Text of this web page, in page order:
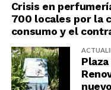
Crisis en
700 locales por la
consumo y el